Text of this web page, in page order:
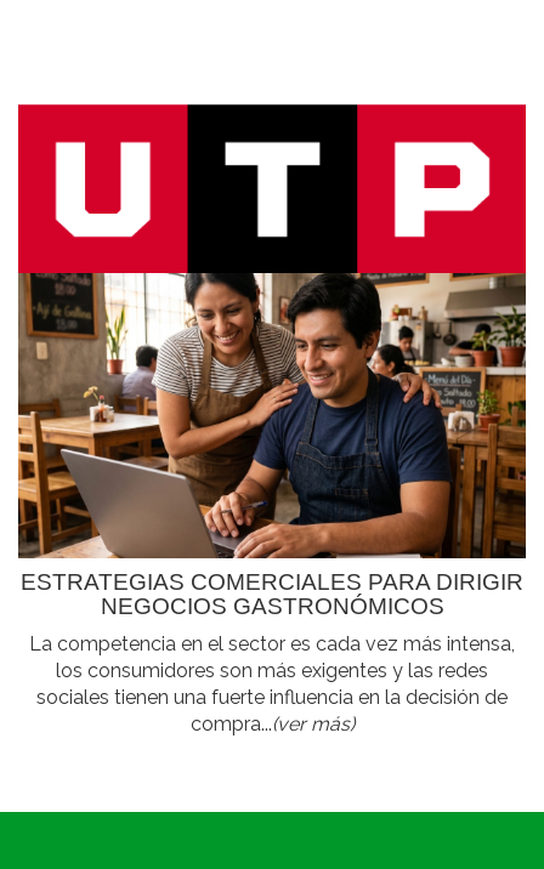
ESTRATEGIAS COMERCIALES PARA DIRIGIR
NEGOCIOS GASTRONÓMICOS
La competencia en el sector es cada vez más intensa,
los consumidores son más exigentes y las redes
sociales tienen una fuerte influencia en la decisión de
compra...(ver más)